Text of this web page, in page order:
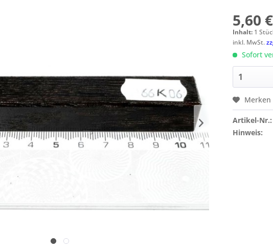
5,60
Inhalt: 1
inkl. MwSt.
Sofort
Merken
Artikel-Nr.:
Hinweis: